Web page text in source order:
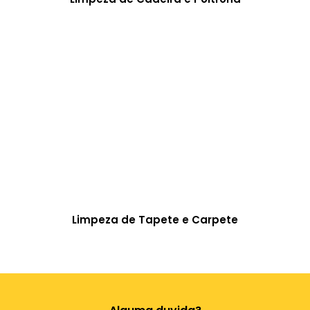
Limpeza de Tapete e Carpete